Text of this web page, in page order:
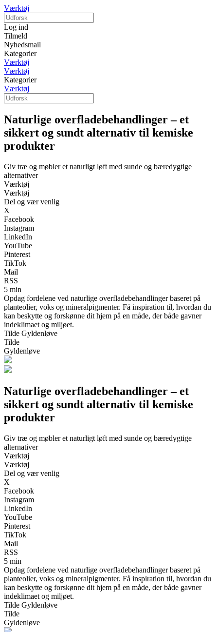
Værktøj
Log ind
Tilmeld
Nyhedsmail
Kategorier
Værktøj
Værktøj
Kategorier
Værktøj
Naturlige overfladebehandlinger – et
sikkert og sundt alternativ til kemiske
produkter
Giv træ og møbler et naturligt løft med sunde og bæredygtige
alternativer
Værktøj
Værktøj
Del og vær venlig
X
Facebook
Instagram
LinkedIn
YouTube
Pinterest
TikTok
Mail
RSS
5 min
Opdag fordelene ved naturlige overfladebehandlinger baseret på
planteolier, voks og mineralpigmenter. Få inspiration til, hvordan du
kan beskytte og forskønne dit hjem på en måde, der både gavner
indeklimaet og miljøet.
Tilde Gyldenløve
Tilde
Gyldenløve
Naturlige overfladebehandlinger – et
sikkert og sundt alternativ til kemiske
produkter
Giv træ og møbler et naturligt løft med sunde og bæredygtige
alternativer
Værktøj
Værktøj
Del og vær venlig
X
Facebook
Instagram
LinkedIn
YouTube
Pinterest
TikTok
Mail
RSS
5 min
Opdag fordelene ved naturlige overfladebehandlinger baseret på
planteolier, voks og mineralpigmenter. Få inspiration til, hvordan du
kan beskytte og forskønne dit hjem på en måde, der både gavner
indeklimaet og miljøet.
Tilde Gyldenløve
Tilde
Gyldenløve